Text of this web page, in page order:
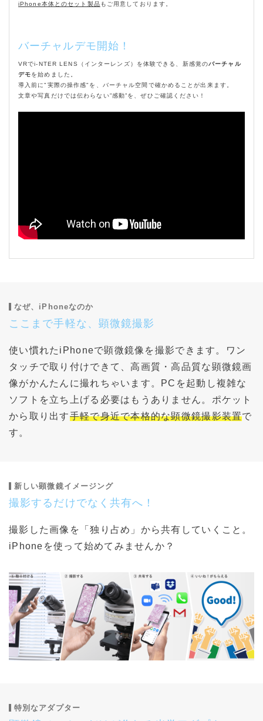
iPhone本体とのセット製品 もご用意しております。
バーチャルデモ開始！
VRでi-NTER LENS（インターレンズ）を体験できる、新感覚のバーチャル
デモを始めました。
導入前に"実際の操作感"を、バーチャル空間で確かめることが出来ます。
文章や写真だけでは伝わらない”感動”を、ぜひご確認ください！
なぜ、iPhoneなのか
ここまで手軽な、顕微鏡撮影
使い慣れたiPhoneで顕微鏡像を撮影できます。ワン
タッチで取り付けできて、高画質・高品質な顕微鏡画
像がかんたんに撮れちゃいます。PCを起動し複雑な
ソフトを立ち上げる必要はもうありません。ポケット
から取り出す手軽で身近で本格的な顕微鏡撮影装置で
す。
新しい顕微鏡イメージング
撮影するだけでなく共有へ！
撮影した画像を「独り占め」から共有していくこと。
iPhoneを使って始めてみませんか？
特別なアダプター